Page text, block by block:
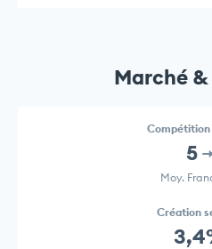
Marché
5
Moy.
Création